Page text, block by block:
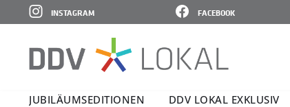
FACEBOOK
INSTAGRAM
JUBI­LÄ­UMS­E­DI­TIONEN DDV LOKAL EXKLUSIV